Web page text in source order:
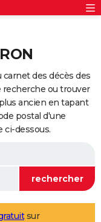
des décès des
recherche ou trouver
ancien en tapant
postal d'une
dessous.
sur